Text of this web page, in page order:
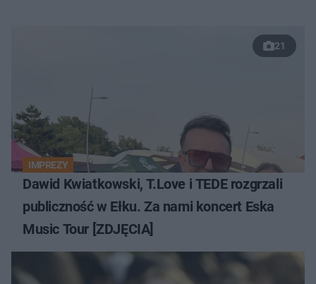
21
IMPREZY
Dawid Kwiatkowski, T.Love i TEDE rozgrzali
publiczność w Ełku. Za nami koncert Eska
Music Tour [ZDJĘCIA]